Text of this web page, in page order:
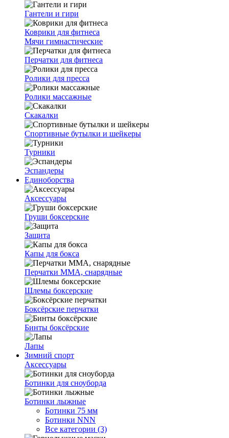
Гантели и гири
Коврики для фитнеса
Мячи гимнастические
Перчатки для фитнеса
Ролики для пресса
Ролики массажные
Скакалки
Спортивные бутылки и шейкеры
Турники
Эспандеры
Единоборства
Аксессуары
Груши боксерские
Защита
Капы для бокса
Перчатки ММА, снарядные
Шлемы боксерские
Боксёрские перчатки
Бинты боксёрские
Лапы
Зимний спорт
Аксессуары
Ботинки для сноуборда
Ботинки лыжные
Ботинки 75 мм
Ботинки NNN
Все категории (3)